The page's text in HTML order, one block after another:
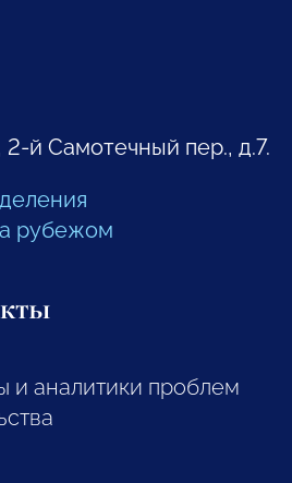
2-й Самотечный пер., д.7.
рубежом
и аналитики проблем